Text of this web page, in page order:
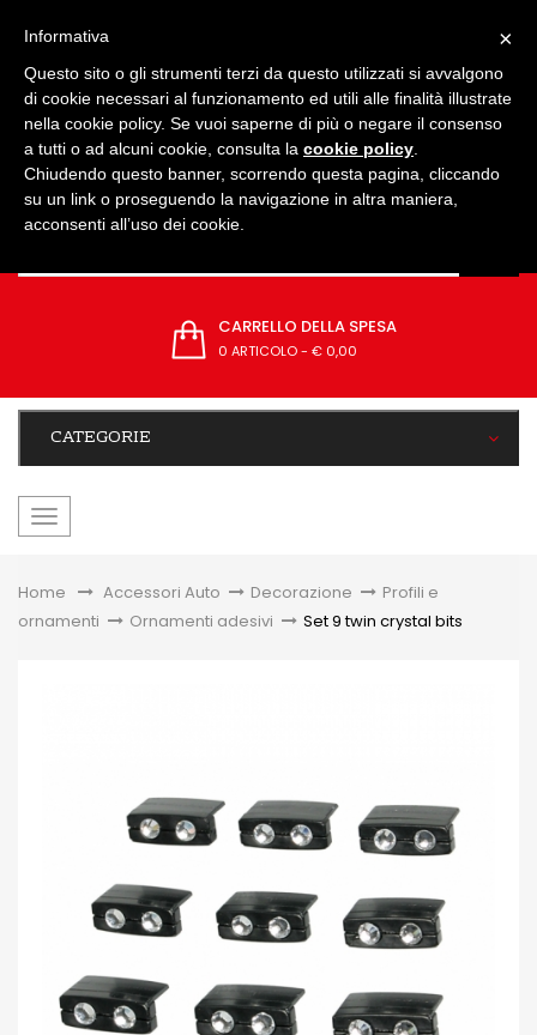
CARRELLO DELLA SPESA
0 ARTICOLO- € 0,00
CATEGORIE
navigazione
Home &gt;Accessori Auto > Decorazione >
Profili e
ornamenti > Ornamenti adesivi > Set 9 twin crystal bits
×
Informativa
Questo sito o gli strumenti terzi da questo utilizzati si avvalgono
di cookie necessari al funzionamento ed utili alle finalità illustrate
nella cookie policy. Se vuoi saperne di più o negare il consenso
a tutti o ad alcuni cookie, consulta la cookie policy
Chiudendo questo banner, scorrendo questa pagina, cliccando
su un link o proseguendo la navigazione in altra maniera,
acconsenti all’uso dei cookie.